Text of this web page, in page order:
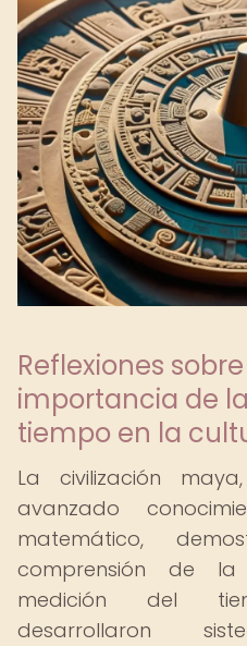
Reflexiones
importancia de
tiempo en la
La civilización
avanzado
matemático,
comprensión de
medición del
desarrollaron